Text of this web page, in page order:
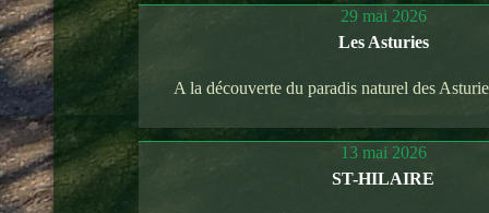
29 mai 2026
Les Asturies
A la découverte du paradis naturel des
13 mai 2026
ST-HILAIRE